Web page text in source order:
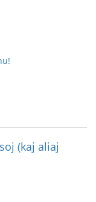
(kaj aliaj